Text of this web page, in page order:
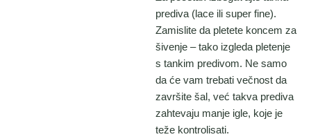
prediva (lace ili super fine).
Zamislite da pletete koncem za
šivenje – tako izgleda pletenje
s tankim predivom. Ne samo
da će vam trebati večnost da
završite šal, već takva prediva
zahtevaju manje igle, koje je
teže kontrolisati.